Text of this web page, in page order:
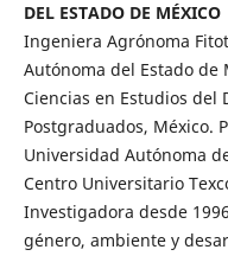
DEL ESTADO DE MÉXICO
Ingeniera Agrónoma
Autónoma del Estado de
Ciencias en Estudios del
Postgraduados, México.
Universidad Autónoma
Centro Universitario
Investigadora desde
género, ambiente y